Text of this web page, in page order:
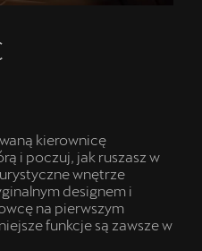
kierownicę
i poczuj, jak ruszasz w
wnętrze
designem i
na pierwszym
funkcje są zawsze w